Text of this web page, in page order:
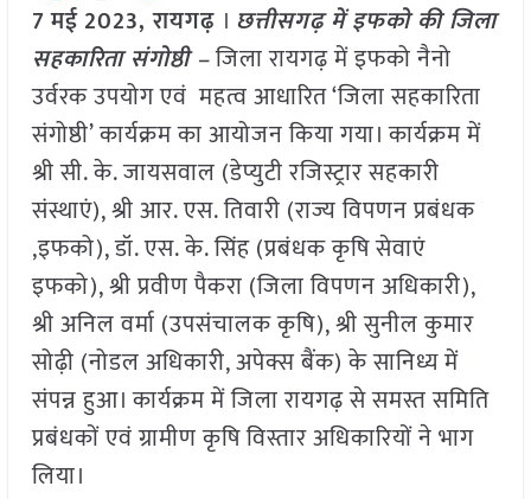
7मई2023, रायगढ़ । छत्तीसगढ़ में इफको की जिला
सहकारिता संगोष्ठी –जिला रायगढ़ में इफको नैनो
उर्वरक उपयोग एवं महत्व आधारित ‘जिला सहकारिता
संगोष्ठी’ कार्यक्रम का आयोजन किया गया। कार्यक्रम में
श्री सी. के. जायसवाल (डेप्युटी रजिस्ट्रार सहकारी
संस्थाएं), श्री आर. एस. तिवारी (राज्य विपणन प्रबंधक
,इफको), डॉ. एस. के. सिंह (प्रबंधक कृषि सेवाएं
इफको), श्री प्रवीण पैकरा (जिला विपणन अधिकारी),
श्री अनिल वर्मा (उपसंचालक कृषि), श्री सुनील कुमार
सोढ़ी (नोडल अधिकारी, अपेक्स बैंक) के सानिध्य में
संपन्न हुआ। कार्यक्रम में जिला रायगढ़ से समस्त समिति
प्रबंधकों एवं ग्रामीण कृषि विस्तार अधिकारियों ने भाग
लिया।